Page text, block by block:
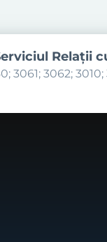
Relaţii
3061; 3062; 3010;